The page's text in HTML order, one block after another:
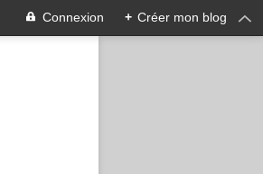
Connexion + Créer mon blog